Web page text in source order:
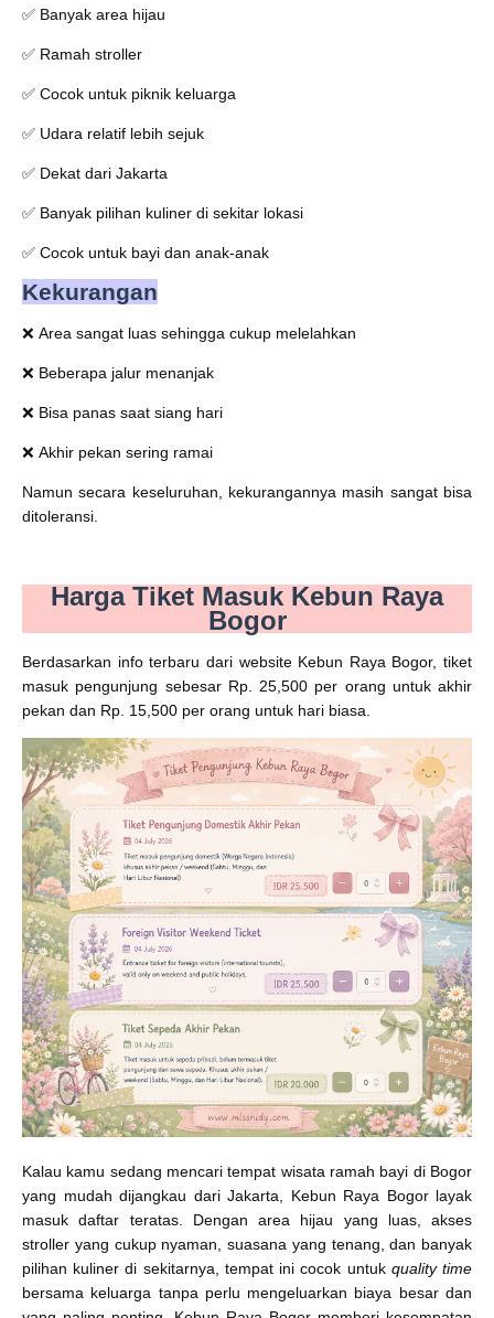
✅ Banyak area hijau
✅ Ramah stroller
✅ Cocok untuk piknik keluarga
✅ Udara relatif lebih sejuk
✅ Dekat dari Jakarta
✅ Banyak pilihan kuliner di sekitar lokasi
✅ Cocok untuk bayi dan anak-anak
Kekurangan
❌ Area sangat luas sehingga cukup melelahkan
❌ Beberapa jalur menanjak
❌ Bisa panas saat siang hari
❌ Akhir pekan sering ramai
Namun secara keseluruhan, kekurangannya masih sangat bisa
ditoleransi.
Harga Tiket Masuk Kebun Raya
Bogor
Berdasarkan info terbaru dari website Kebun Raya Bogor, tiket
masuk pengunjung sebesar Rp. 25,500 per orang untuk akhir
pekan dan Rp. 15,500 per orang untuk hari biasa.
Kalau kamu sedang mencari tempat wisata ramah bayi di Bogor
yang mudah dijangkau dari Jakarta, Kebun Raya Bogor layak
masuk daftar teratas. Dengan area hijau yang luas, akses
stroller yang cukup nyaman, suasana yang tenang, dan banyak
pilihan kuliner di sekitarnya, tempat ini cocok untuk quality time
bersama keluarga tanpa perlu mengeluarkan biaya besar dan